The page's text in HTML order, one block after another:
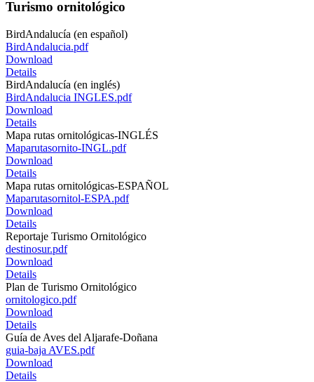
Turismo ornitológico
BirdAndalucía (en español)
BirdAndalucia.pdf
Download
Details
BirdAndalucía (en inglés)
BirdAndalucia INGLES.pdf
Download
Details
Mapa rutas ornitológicas-INGLÉS
Maparutasornito-INGL.pdf
Download
Details
Mapa rutas ornitológicas-ESPAÑOL
Maparutasornitol-ESPA.pdf
Download
Details
Reportaje Turismo Ornitológico
destinosur.pdf
Download
Details
Plan de Turismo Ornitológico
ornitologico.pdf
Download
Details
Guía de Aves del Aljarafe-Doñana
guia-baja AVES.pdf
Download
Details